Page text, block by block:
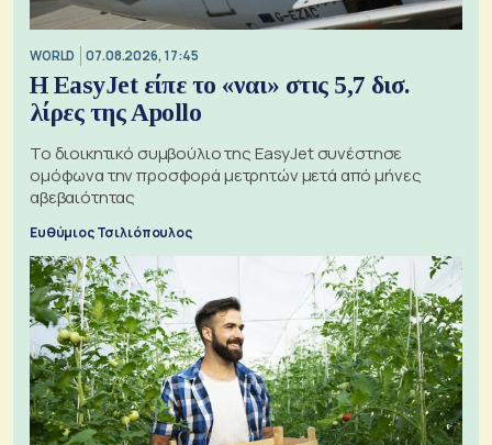
WORLD 07.08.2026, 17:45
Η EasyJet είπε το «ναι» στις 5,7 δισ.
λίρες της Apollo
Το διοικητικό συμβούλιο της EasyJet συνέστησε
ομόφωνα την προσφορά μετρητών μετά από μήνες
αβεβαιότητας
Ευθύμιος Τσιλιόπουλος